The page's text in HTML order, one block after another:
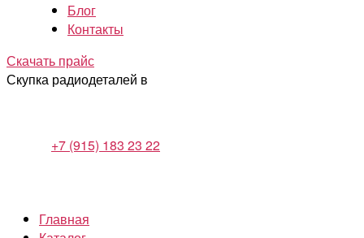
Блог
Контакты
Скачать прайс
Скупка радиодеталей в
+7 (915) 183 23 22
Главная